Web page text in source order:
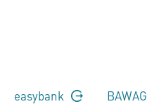
easybank BAWAG